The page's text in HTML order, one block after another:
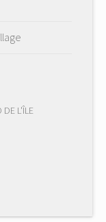
DE L'ÎLE